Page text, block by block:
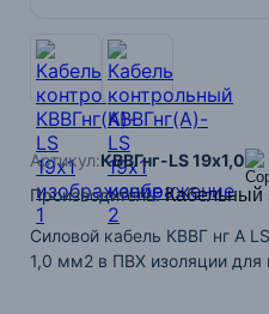
Артикул:КВВГнг-LS 19х1,0
Производитель:Кабельный
Силовой кабель КВВГ нг А
1,0 мм2 в ПВХ изоляции